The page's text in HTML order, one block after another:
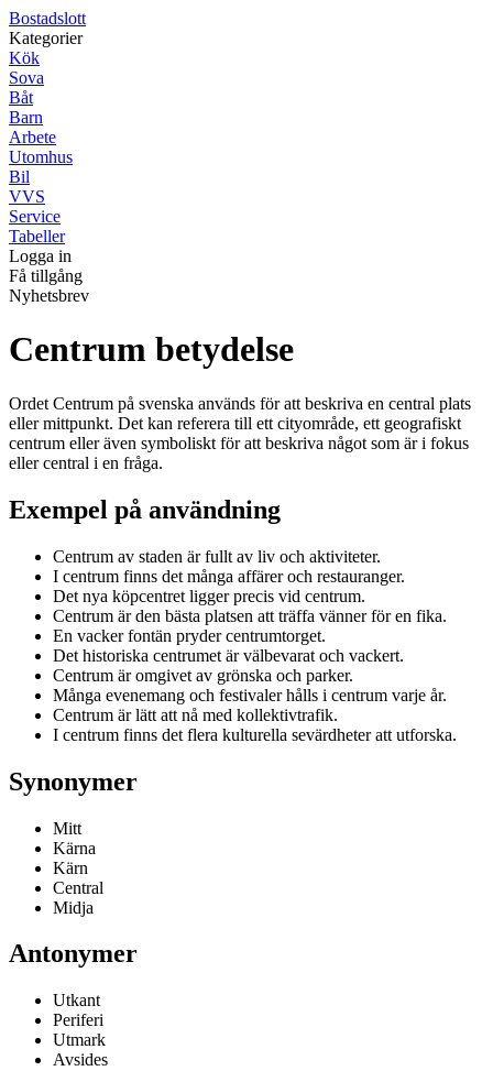
Bostadslott
Kategorier
Kök
Sova
Båt
Barn
Arbete
Utomhus
Bil
VVS
Service
Tabeller
Logga in
Få tillgång
Nyhetsbrev
Centrum betydelse
Ordet Centrum på svenska används för att beskriva en central plats
eller mittpunkt. Det kan referera till ett cityområde, ett geografiskt
centrum eller även symboliskt för att beskriva något som är i fokus
eller central i en fråga.
Exempel på användning
Centrum av staden är fullt av liv och aktiviteter.
I centrum finns det många affärer och restauranger.
Det nya köpcentret ligger precis vid centrum.
Centrum är den bästa platsen att träffa vänner för en fika.
En vacker fontän pryder centrumtorget.
Det historiska centrumet är välbevarat och vackert.
Centrum är omgivet av grönska och parker.
Många evenemang och festivaler hålls i centrum varje år.
Centrum är lätt att nå med kollektivtrafik.
I centrum finns det flera kulturella sevärdheter att utforska.
Synonymer
Mitt
Kärna
Kärn
Central
Midja
Antonymer
Utkant
Periferi
Utmark
Avsides